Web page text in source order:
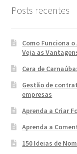
Posts recentes
Como Funciona
Veja as
Cera de
Gestão de
empresas
Aprenda a Criar
Aprenda a
150 Ideias de